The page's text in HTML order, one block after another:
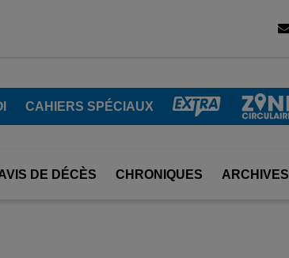
CAHIERS SPÉCIAUX
DE DÉCÈS CHRONIQUES ARCHIVES